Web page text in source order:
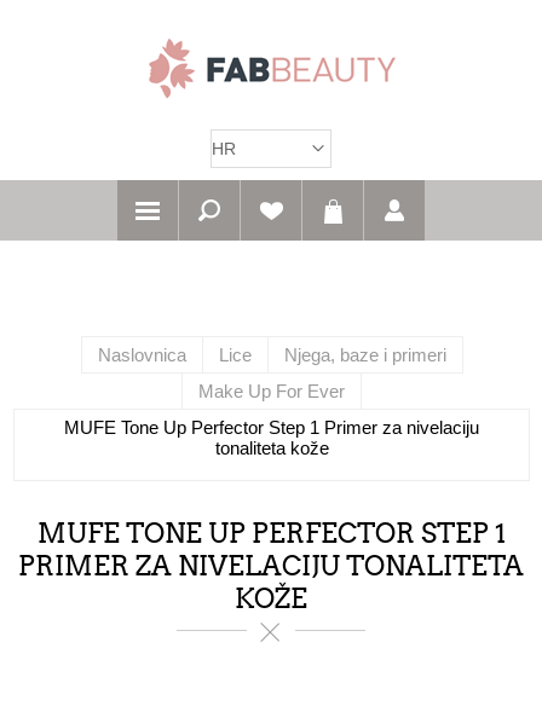
Naslovnica Lice
Njega, baze i primeri
Make Up For Ever
MUFE Tone Up Perfector Step 1 Primer za nivelaciju
tonaliteta kože
MUFE TONE UP PERFECTOR STEP 1
PRIMER ZA NIVELACIJU TONALITETA
KOŽE